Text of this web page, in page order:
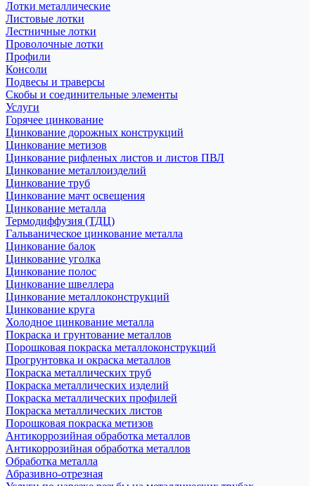
Лотки металлические
Листовые лотки
Лестничные лотки
Проволочные лотки
Профили
Консоли
Подвесы и траверсы
Скобы и соединительные элементы
Услуги
Горячее цинкование
Цинкование дорожных конструкций
Цинкование метизов
Цинкование рифленых листов и листов ПВЛ
Цинкование металлоизделий
Цинкование труб
Цинкование мачт освещения
Цинкование металла
Термодиффузия (ТДЦ)
Гальваническое цинкование металла
Цинкование балок
Цинкование уголка
Цинкование полос
Цинкование швеллера
Цинкование металлоконструкций
Цинкование круга
Холодное цинкование металла
Покраска и грунтование металлов
Порошковая покраска металлоконструкций
Прогрунтовка и окраска металлов
Покраска металлических труб
Покраска металлических изделий
Покраска металлических профилей
Покраска металлических листов
Порошковая покраска метизов
Антикоррозийная обработка металлов
Антикоррозийная обработка металлов
Обработка металла
Абразивно-отрезная